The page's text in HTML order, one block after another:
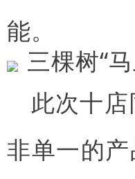
能。
此次十
非单一的